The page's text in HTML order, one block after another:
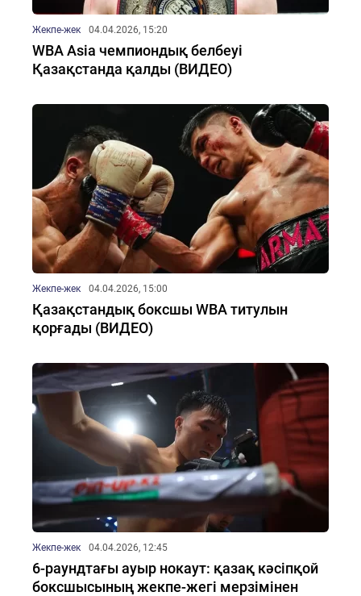
Жекпе-жек 04.04.2026, 15:20
WBA Asia чемпиондық белбеуі
Қазақстанда қалды (ВИДЕО)
Жекпе-жек 04.04.2026, 15:00
Қазақстандық боксшы WBA титулын
қорғады (ВИДЕО)
Жекпе-жек 04.04.2026, 12:45
6-раундтағы ауыр нокаут: қазақ кәсіпқой
боксшысының жекпе-жегі мерзімінен